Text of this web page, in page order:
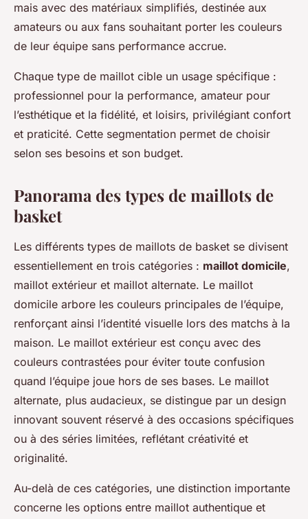
mais avec des matériaux simplifiés, destinée aux
amateurs ou aux fans souhaitant porter les couleurs
de leur équipe sans performance accrue.
Chaque type de maillot cible un usage spécifique :
professionnel pour la performance, amateur pour
l’esthétique et la fidélité, et loisirs, privilégiant confort
et praticité. Cette segmentation permet de choisir
selon ses besoins et son budget.
Panorama des types de maillots de
basket
Les différents types de maillots de basket se divisent
essentiellement en trois catégories : maillot domicile,
maillot extérieur et maillot alternate. Le maillot
domicile arbore les couleurs principales de l’équipe,
renforçant ainsi l’identité visuelle lors des matchs à la
maison. Le maillot extérieur est conçu avec des
couleurs contrastées pour éviter toute confusion
quand l’équipe joue hors de ses bases. Le maillot
alternate, plus audacieux, se distingue par un design
innovant souvent réservé à des occasions spécifiques
ou à des séries limitées, reflétant créativité et
originalité.
Au-delà de ces catégories, une distinction importante
concerne les options entre maillot authentique et